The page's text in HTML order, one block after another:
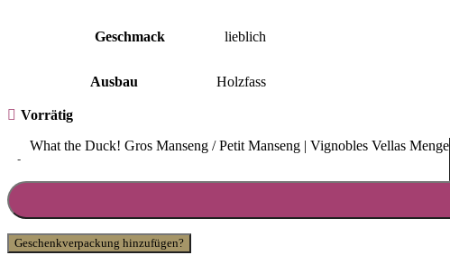
Geschmack lieblich
Ausbau Holzfass
Vorrätig
-
What the Duck! Gros Manseng / Petit Manseng | Vignobles Vellas Menge
Geschenkverpackung hinzufügen?